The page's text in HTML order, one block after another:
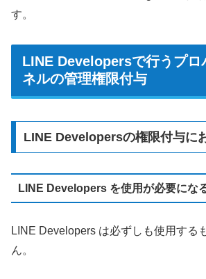
す。
LINE Developersで行うプロ
ネルの管理権限付与
LINE Developersの権限付与に
LINE Developers を使用が必要にな
LINE Developers は必ずしも使用する
ん。